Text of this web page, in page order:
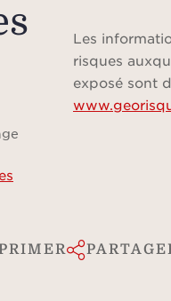
Les
risques
exposé sont